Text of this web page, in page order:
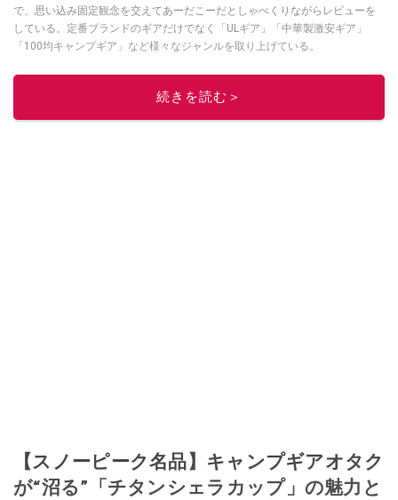
で、思い込み固定観念を交えてあーだこーだとしゃべくりながらレビューを
している。定番ブランドのギアだけでなく「ULギア」「中華製激安ギア」
「100均キャンプギア」など様々なジャンルを取り上げている。
このイチオシストの他の記事を読む
続きを読む＞
【スノーピーク名品】キャンプギアオタク
が“沼る”「チタンシェラカップ」の魅力と